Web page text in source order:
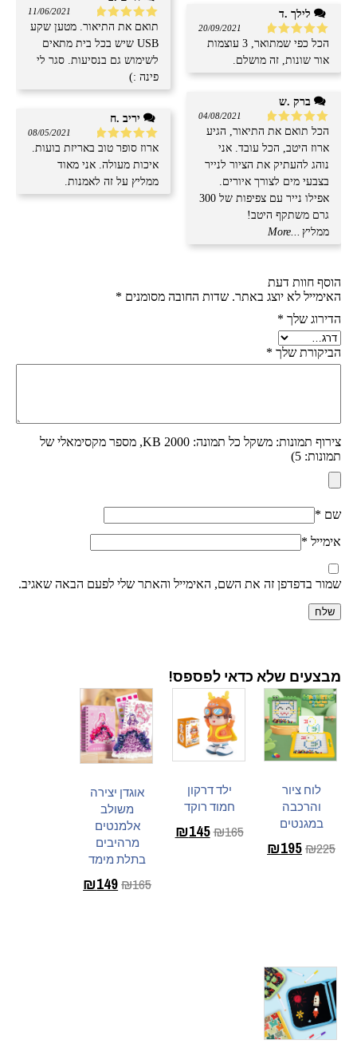
דורג5מתוך
5
20/09/2021
הכל כפי שמתואר, 3 עוצמות
אור שונות, זה מושלם.
דורג5מתוך
5
04/08/2021
הכל תואם את התיאור, הגיע
ארוז היטב, הכל עובד. אני
נוהג להעתיק את הציור לנייר
בצבעי מים לצורך איורים.
אפילו נייר עם צפיפות של 300
גרם משתקף היטב!
ממליץ ...More
דורג 5מתוך
5
11/06/2021
תואם את התיאור. מטען שקע
USB שיש בכל בית מתאים
לשימוש גם בנסיעות. סגר לי
פינה :)
דורג5מתוך
5
08/05/2021
ארוז סופר טוב באריזת בועות.
איכות מעולה. אני מאוד
ממליץ על זה לאמנות.
הוסף חוות דעת
האימייל לא יוצג באתר. שדות החובה מסומנים *
הדירוג שלך *
הביקורת שלך *
צירוף תמונות: משקל כל תמונה: 2000 KB, מספר מקסימאלי של
תמונות: 5)
שם *
אימייל *
שמור בדפדפן זה את השם, האימייל והאתר שלי לפעם הבאה שאגיב.
מבצעים שלא כדאי לפספס!
לוח ציור
והרכבה
במגנטים
₪225
₪195
ילד דרקון
חמוד רוקד
₪165
₪145
אוגדן יצירה
משולב
אלמנטים
מרהיבים
בתלת מימד
₪165
₪149